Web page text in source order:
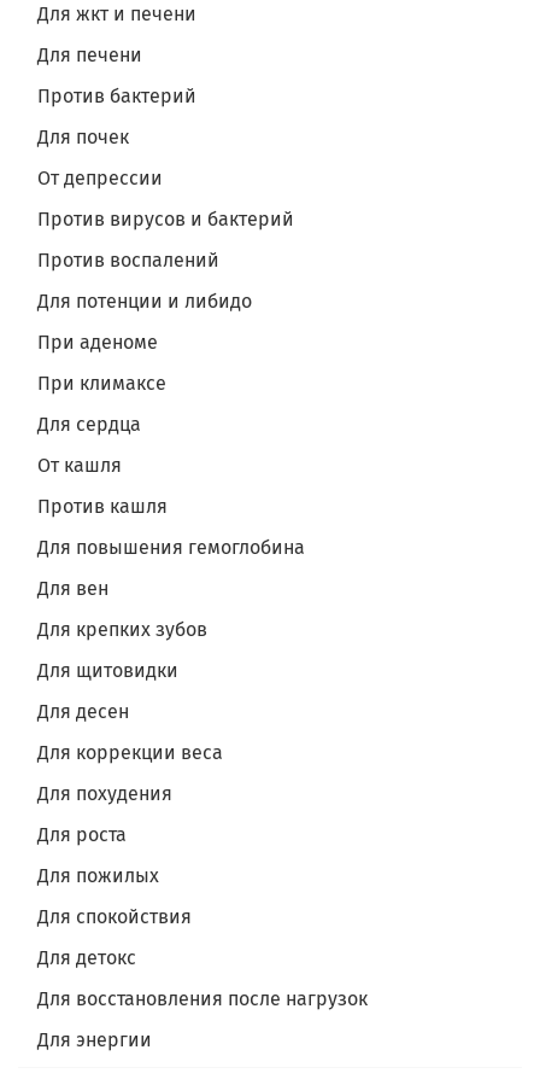
Для жкт и печени
Для печени
Против бактерий
Для почек
От депрессии
Против вирусов и бактерий
Против воспалений
Для потенции и либидо
При аденоме
При климаксе
Для сердца
От кашля
Против кашля
Для повышения гемоглобина
Для вен
Для крепких зубов
Для щитовидки
Для десен
Для коррекции веса
Для похудения
Для роста
Для пожилых
Для спокойствия
Для детокс
Для восстановления после нагрузок
Для энергии